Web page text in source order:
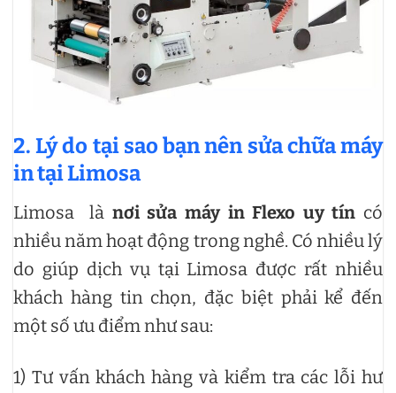
2. Lý do tại sao bạn nên sửa chữa máy
in tại Limosa
Limosa là nơi sửa máy in Flexo uy tín có
nhiều năm hoạt động trong nghề. Có nhiều lý
do giúp dịch vụ tại Limosa được rất nhiều
khách hàng tin chọn, đặc biệt phải kể đến
một số ưu điểm như sau:
1) Tư vấn khách hàng và kiểm tra các lỗi hư